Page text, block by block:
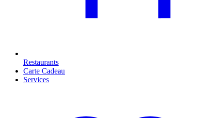
Restaurants
Carte Cadeau
Services